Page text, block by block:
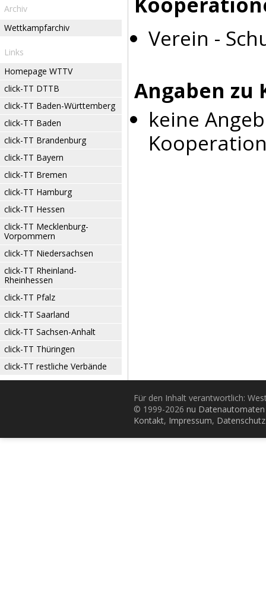
Archiv
Wettkampfarchiv
Links
Homepage WTTV
click-TT DTTB
click-TT Baden-Württemberg
click-TT Baden
click-TT Brandenburg
click-TT Bayern
click-TT Bremen
click-TT Hamburg
click-TT Hessen
click-TT Mecklenburg-
Vorpommern
click-TT Niedersachsen
click-TT Rheinland-
Rheinhessen
click-TT Pfalz
click-TT Saarland
click-TT Sachsen-Anhalt
click-TT Thüringen
click-TT restliche Verbände
Verein -
Angaben
keine
Für den Inhalt verantwortlich:
© 1999-2026 nu
Kontakt, Impressum, Datenschutz